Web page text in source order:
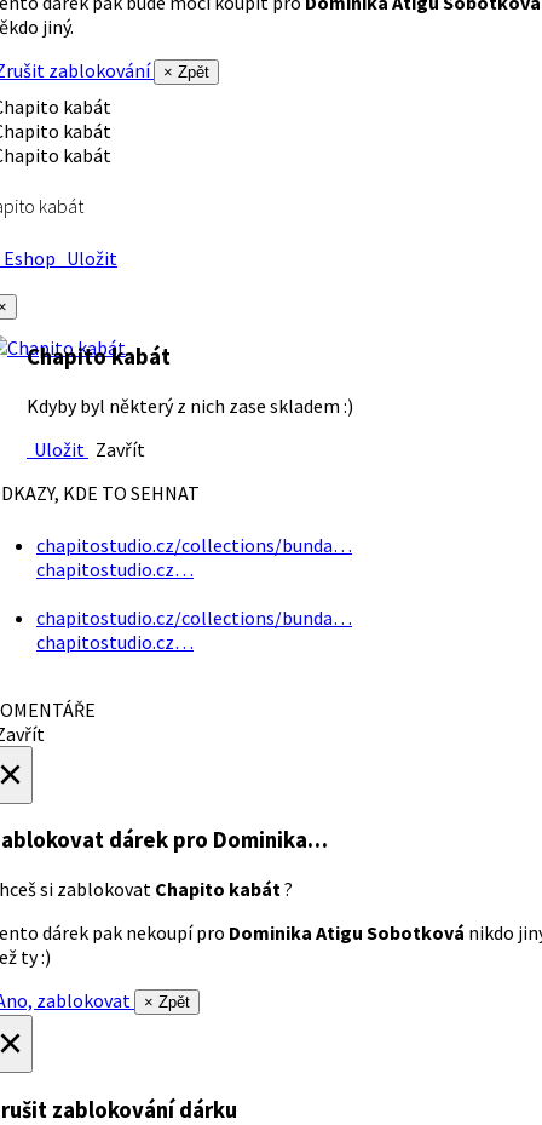
jiný.
zablokování
× Zpět
kabát
Uložit
Chapito kabát
Kdyby byl některý z nich zase skladem :)
Uložit Zavřít
KDE TO SEHNAT
chapitostudio.cz/collections/bunda…
chapitostudio.cz…
chapitostudio.cz/collections/bunda…
chapitostudio.cz…
dárek pro Dominika…
si zablokovat Chapito kabát ?
dárek pak nekoupí pro Dominika Atigu Sobotková nikdo
ty :)
zablokovat
× Zpět
zablokování dárku